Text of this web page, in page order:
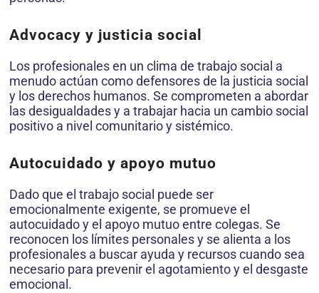
Advocacy y justicia social
Los profesionales en un clima de trabajo social a
menudo actúan como defensores de la justicia social
y los derechos humanos. Se comprometen a abordar
las desigualdades y a trabajar hacia un cambio social
positivo a nivel comunitario y sistémico.
Autocuidado y apoyo mutuo
Dado que el trabajo social puede ser
emocionalmente exigente, se promueve el
autocuidado y el apoyo mutuo entre colegas. Se
reconocen los límites personales y se alienta a los
profesionales a buscar ayuda y recursos cuando sea
necesario para prevenir el agotamiento y el desgaste
emocional.